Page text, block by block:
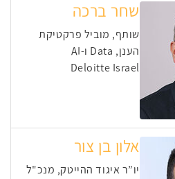
שחר ברכה
שותף, מוביל פרקטיקת
הענן, Data ו-AI
Deloitte Israel
אלון בן צור
יו”ר איגוד ההייטק, מנכ"ל